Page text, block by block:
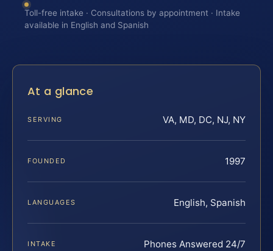
Toll-free intake · Consultations by appointment · Intake
available in English and Spanish
At a glance
SERVING VA, MD, DC, NJ, NY
FOUNDED 1997
LANGUAGES English, Spanish
INTAKE Phones Answered 24/7